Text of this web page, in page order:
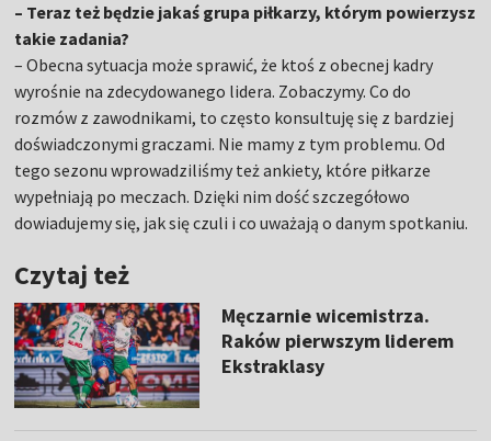
– Teraz też będzie jakaś grupa piłkarzy, którym powierzysz
takie zadania?
– Obecna sytuacja może sprawić, że ktoś z obecnej kadry
wyrośnie na zdecydowanego lidera. Zobaczymy. Co do
rozmów z zawodnikami, to często konsultuję się z bardziej
doświadczonymi graczami. Nie mamy z tym problemu. Od
tego sezonu wprowadziliśmy też ankiety, które piłkarze
wypełniają po meczach. Dzięki nim dość szczegółowo
dowiadujemy się, jak się czuli i co uważają o danym spotkaniu.
Czytaj też
Męczarnie wicemistrza.
Raków pierwszym liderem
Ekstraklasy